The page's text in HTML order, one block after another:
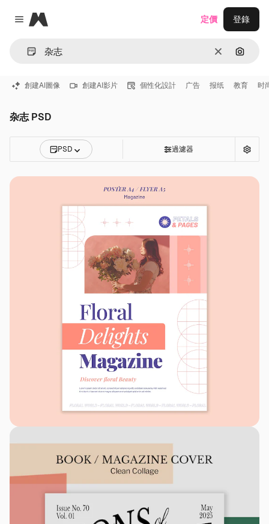
Close menu
Magnific
清除 通過圖
定價 登錄
創建AI圖像 創建AI影片 個性化設計 广告 报纸 教育 时
杂志 PSD
PSD 過濾器